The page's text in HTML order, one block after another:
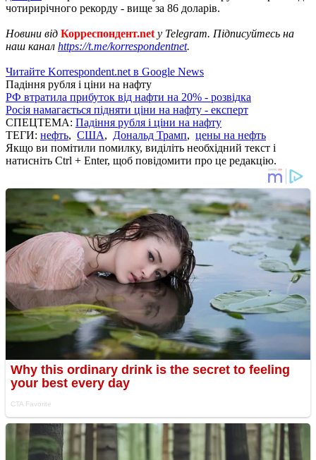
чотирирічного рекорду - вище за 86 доларів.
Новини від Корреспондент.net у Telegram. Підписуйтесь на
наш канал https://t.me/korrespondentnet.
Читайте Korrespondent.net в Google News
Падіння рубля і ціни на нафту
РФ втратила прибуток від нафти на 20% - розвідка
Росія намагається підняти ціни на нафту - експерт
СПЕЦТЕМА: Падіння рубля і ціни на нафту
ТЕГИ: нефть, США, Дональд Трамп, цены на нефть
Якщо ви помітили помилку, виділіть необхідний текст і
натисніть Ctrl + Enter, щоб повідомити про це редакцію.